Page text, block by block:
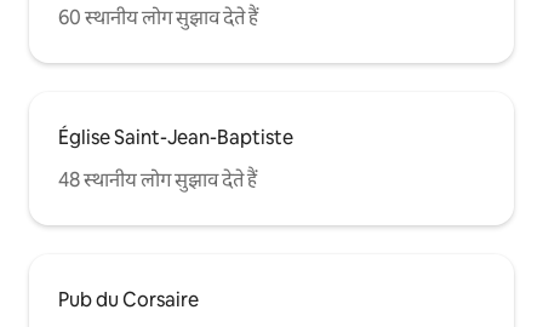
60 स्थानीय लोग सुझाव देते हैं
Église Saint-Jean-Baptiste
48 स्थानीय लोग सुझाव देते हैं
Pub du Corsaire